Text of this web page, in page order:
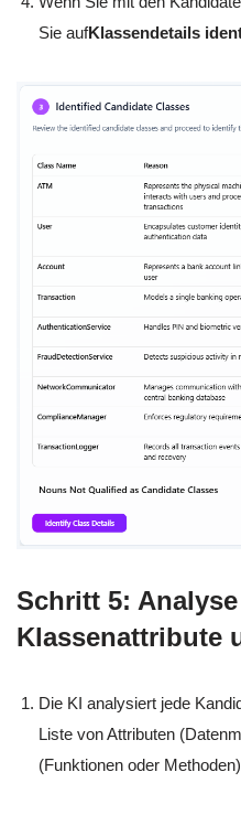
Sie aufKlassendetails
Schritt 5:
Klassenattribute
Die KI analysiert jede
Liste von Attributen
(Funktionen oder